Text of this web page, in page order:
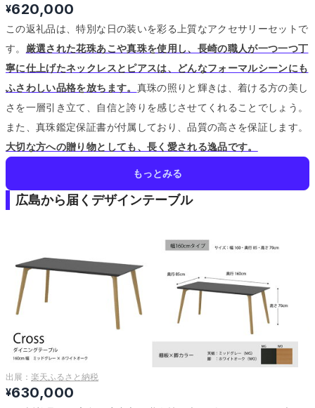
¥620,000
この返礼品は、特別な日の装いを彩る上質なアクセサリーセットで
す。 厳選された花珠あこや真珠を使用し、長崎の職人が一つ一つ丁
寧に仕上げたネックレスとピアスは、どんなフォーマルシーンにも
ふさわしい品格を放ちます。 真珠の照りと輝きは、着ける方の美し
さを一層引き立て、自信と誇りを感じさせてくれることでしょう。
また、真珠鑑定保証書が付属しており、品質の高さを保証します。
大切な方への贈り物としても、長く愛される逸品です。
もっとみる
広島から届くデザインテーブル
出展： 楽天ふるさと納税
¥630,000